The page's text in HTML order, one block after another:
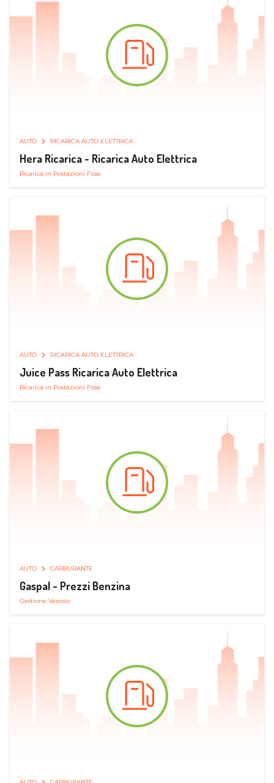
AUTO RICARICA AUTO ELETTRICA
Hera Ricarica - Ricarica Auto Elettrica
Ricarica in Postazioni Fisse
AUTO RICARICA AUTO ELETTRICA
Juice Pass Ricarica Auto Elettrica
Ricarica in Postazioni Fisse
AUTO CARBURANTE
Gaspal - Prezzi Benzina
Gestione Veicolo